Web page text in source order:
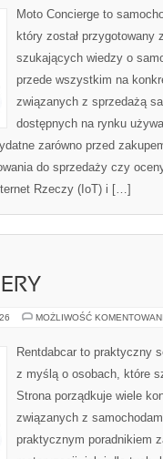
Moto Concierge to
który został przygotowany
szukających wiedzy o
przede wszystkim na
związanych z sprzedażą
dostępnych na rynku
zarówno przed
do sprzedaży czy
Rzeczy (IoT) i […]
MOŻLIWOŚĆ
Rentdabcar to praktyczny
z myślą o osobach, które
Strona porządkuje wiele
związanych z
praktycznym poradnikiem